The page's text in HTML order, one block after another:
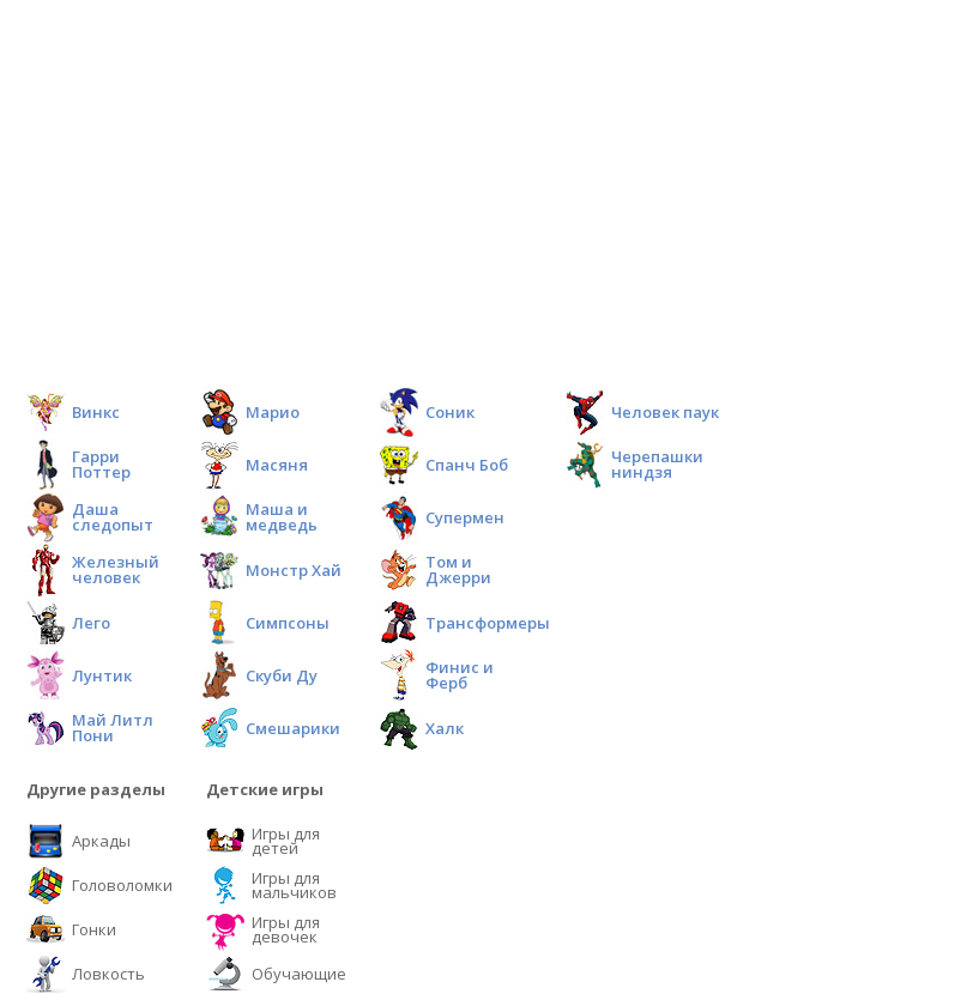
Винкс
Гарри
Поттер
Даша
следопыт
Железный
человек
Лего
Лунтик
Май Литл
Пони
Марио
Масяня
Маша и
медведь
Монстр Хай
Симпсоны
Скуби Ду
Смешарики
Соник
Спанч Боб
Супермен
Том и
Джерри
Трансформеры
Финис и
Ферб
Халк
Человек паук
Черепашки
ниндзя
Другие разделы
Аркады
Головоломки
Гонки
Ловкость
Детские игры
Игры для
детей
Игры для
мальчиков
Игры для
девочек
Обучающие